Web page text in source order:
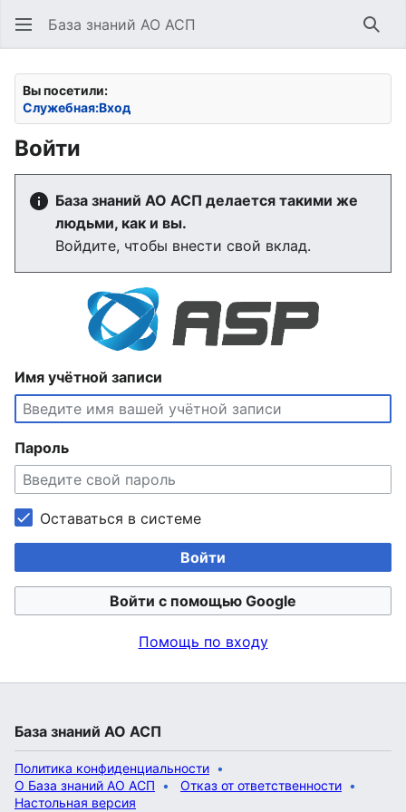
База знаний АО АСП
Вы посетили:
Служебная:Вход
Войти
База знаний АО АСП делается такими же
людьми, как и вы.
Войдите, чтобы внести свой вклад.
Имя учётной записи
Пароль
Оставаться в системе
Войти
Войти с помощью Google
Помощь по входу
База знаний АО АСП
Политика конфиденциальности
О База знаний АО АСП
Отказ от ответственности
Настольная версия